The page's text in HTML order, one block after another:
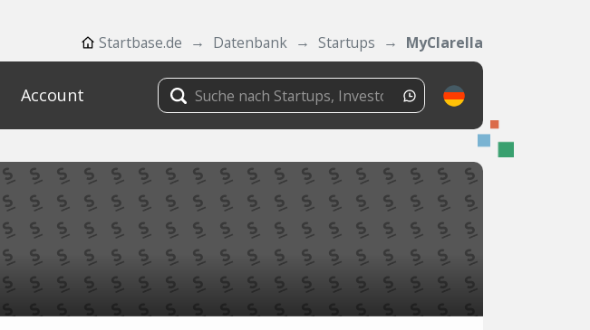
Startbase.de Datenbank Startups MyClarella
Account